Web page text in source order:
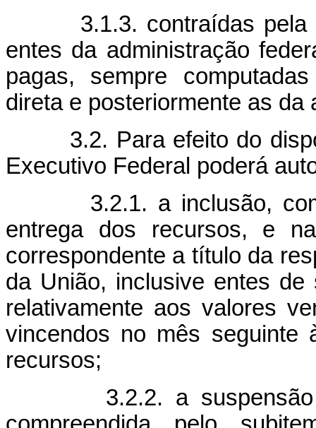
3.1.3. contraídas pela
entes da administração
pagas, sempre
direta e posteriormente as da
3.2. Para efeito do
Executivo Federal poderá
3.2.1. a inclusão, como
entrega dos recursos, e
correspondente a título da
da União, inclusive entes de
relativamente aos valores
vincendos no mês seguinte
recursos;
3.2.2. a suspensão